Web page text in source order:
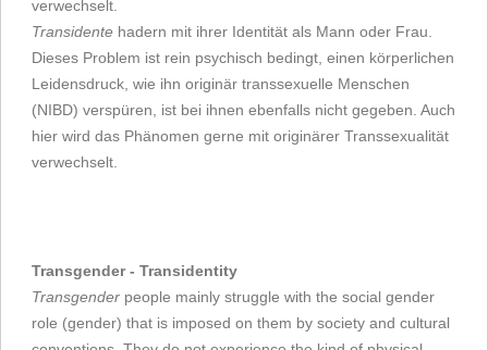
verwechselt.
Transidente hadern mit ihrer Identität als Mann oder Frau.
Dieses Problem ist rein psychisch bedingt, einen körperlichen
Leidensdruck, wie ihn originär transsexuelle Menschen
(NIBD) verspüren, ist bei ihnen ebenfalls nicht gegeben. Auch
hier wird das Phänomen gerne mit originärer Transsexualität
verwechselt.
Transgender - Transidentity
Transgender people mainly struggle with the social gender
role (gender) that is imposed on them by society and cultural